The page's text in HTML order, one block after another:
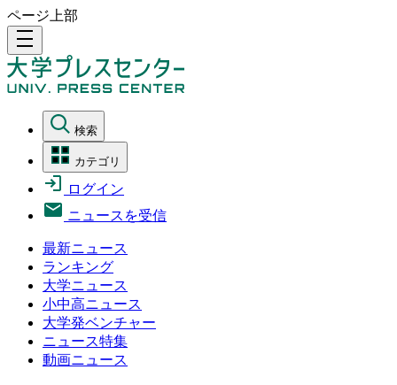
ページ上部
density_medium
検索
カテゴリ
ログイン
ニュースを受信
最新ニュース
ランキング
大学ニュース
小中高ニュース
大学発ベンチャー
ニュース特集
動画ニュース